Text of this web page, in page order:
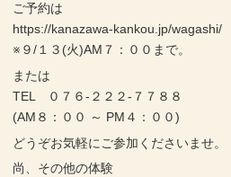
ご予約は
https://kanazawa-kankou.jp/wagashi/
※９/１３(火)AM７：００まで。
または
TEL ０７６-２２２-７７８８
(AM８：００ ～ PM４：００)
どうぞお気軽にご参加くださいませ。
尚、その他の体験